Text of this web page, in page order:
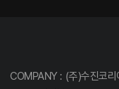
COMPANY : (주)수진코